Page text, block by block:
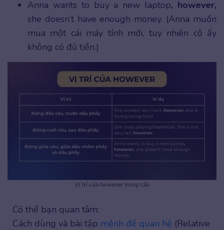
Anna wants to buy a new laptop, however,
she doesn’t have enough money. (Anna muốn
mua một cái máy tính mới, tuy nhiên cô ấy
không có đủ tiền.)
Vị trí của however trong câu
Có thể bạn quan tâm:
Cách dùng và bài tập mệnh đề quan hệ (Relative